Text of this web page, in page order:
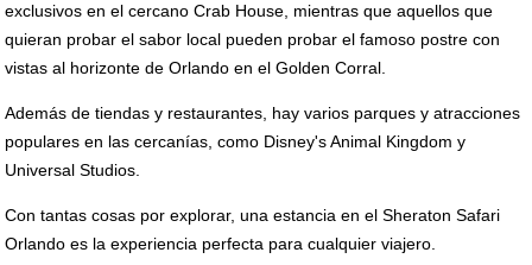
exclusivos en el cercano Crab House, mientras que aquellos que
quieran probar el sabor local pueden probar el famoso postre con
vistas al horizonte de Orlando en el Golden Corral.
Además de tiendas y restaurantes, hay varios parques y atracciones
populares en las cercanías, como Disney's Animal Kingdom y
Universal Studios.
Con tantas cosas por explorar, una estancia en el Sheraton Safari
Orlando es la experiencia perfecta para cualquier viajero.